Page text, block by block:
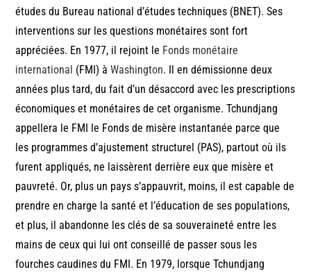
études du Bureau national d’études techniques (BNET). Ses
interventions sur les questions monétaires sont fort
appréciées. En 1977, il rejoint le Fonds monétaire
international (FMI) àWashington. Il en démissionne deux
années plus tard, du fait d’un désaccord avec les prescriptions
économiques et monétaires de cet organisme. Tchundjang
appellera le FMI le Fonds de misère instantanée parce que
les programmes d’ajustement structurel (PAS), partout où ils
furent appliqués, ne laissèrent derrière eux que misère et
pauvreté. Or, plus un pays s’appauvrit, moins, il est capable de
prendre en charge la santé et l’éducation de ses populations,
et plus, il abandonne les clés de sa souveraineté entre les
mains de ceux qui lui ont conseillé de passer sous les
fourches caudines du FMI. En 1979, lorsque Tchundjang